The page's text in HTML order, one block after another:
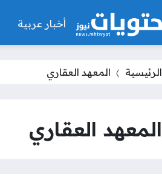
أخبار عربية
الرئيسية المعهد العقاري
المعهد العقاري